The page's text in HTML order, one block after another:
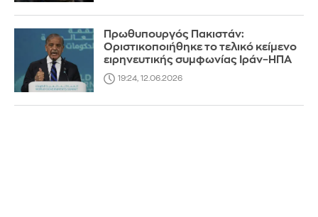
Πρωθυπουργός Πακιστάν:
Οριστικοποιήθηκε το τελικό κείμενο
ειρηνευτικής συμφωνίας Ιράν–ΗΠΑ
19:24, 12.06.2026